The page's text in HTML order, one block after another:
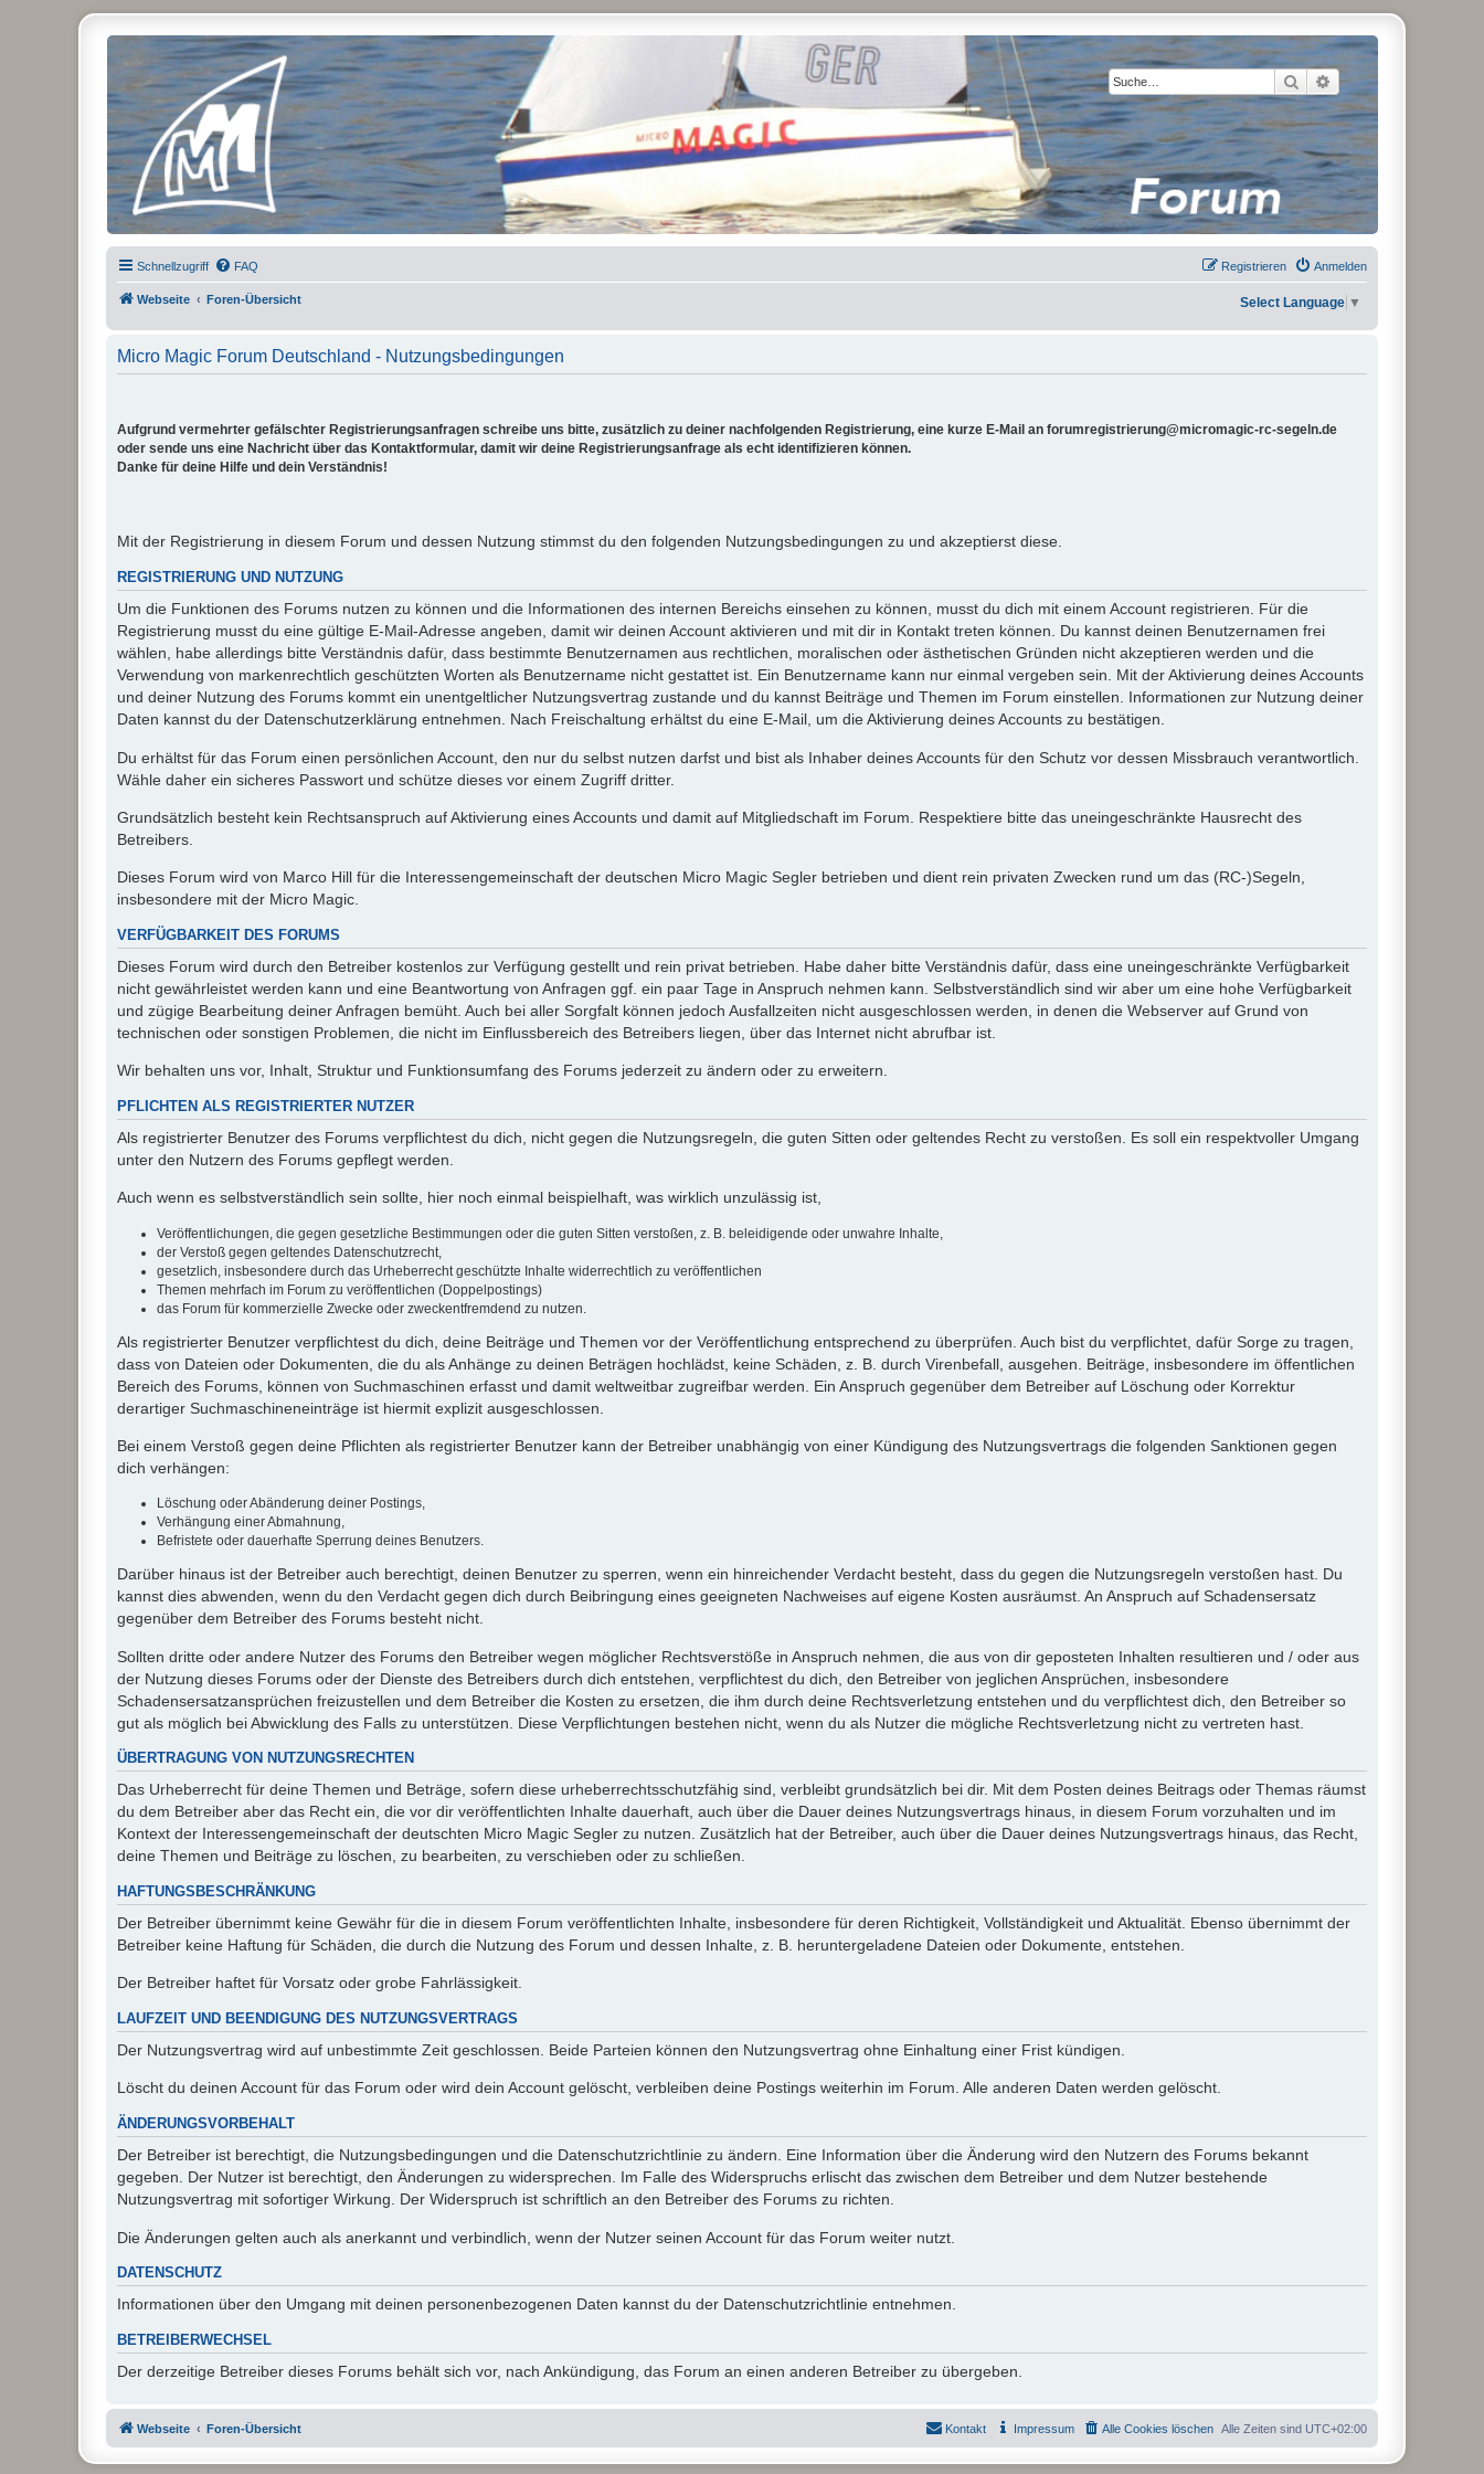
Suche Erweiterte Suche
Micro Magic Forum Deutschland
Schnellzugriff FAQ Anmelden
Registrieren
Webseite Foren-Übersicht Select Language ▼
Micro Magic Forum Deutschland - Nutzungsbedingungen
Aufgrund vermehrter gefälschter Registrierungsanfragen schreibe uns bitte, zusätzlich zu deiner nachfolgenden Registrierung, eine kurze E-Mail an forumregistrierung@micromagic-rc-segeln.de
oder sende uns eine Nachricht über das Kontaktformular, damit wir deine Registrierungsanfrage als echt identifizieren können.
Danke für deine Hilfe und dein Verständnis!
Mit der Registrierung in diesem Forum und dessen Nutzung stimmst du den folgenden Nutzungsbedingungen zu und akzeptierst diese.
REGISTRIERUNG UND NUTZUNG
Um die Funktionen des Forums nutzen zu können und die Informationen des internen Bereichs einsehen zu können, musst du dich mit einem Account registrieren. Für die
Registrierung musst du eine gültige E-Mail-Adresse angeben, damit wir deinen Account aktivieren und mit dir in Kontakt treten können. Du kannst deinen Benutzernamen frei
wählen, habe allerdings bitte Verständnis dafür, dass bestimmte Benutzernamen aus rechtlichen, moralischen oder ästhetischen Gründen nicht akzeptieren werden und die
Verwendung von markenrechtlich geschützten Worten als Benutzername nicht gestattet ist. Ein Benutzername kann nur einmal vergeben sein. Mit der Aktivierung deines Accounts
und deiner Nutzung des Forums kommt ein unentgeltlicher Nutzungsvertrag zustande und du kannst Beiträge und Themen im Forum einstellen. Informationen zur Nutzung deiner
Daten kannst du der Datenschutzerklärung entnehmen. Nach Freischaltung erhältst du eine E-Mail, um die Aktivierung deines Accounts zu bestätigen.
Du erhältst für das Forum einen persönlichen Account, den nur du selbst nutzen darfst und bist als Inhaber deines Accounts für den Schutz vor dessen Missbrauch verantwortlich.
Wähle daher ein sicheres Passwort und schütze dieses vor einem Zugriff dritter.
Grundsätzlich besteht kein Rechtsanspruch auf Aktivierung eines Accounts und damit auf Mitgliedschaft im Forum. Respektiere bitte das uneingeschränkte Hausrecht des
Betreibers.
Dieses Forum wird von Marco Hill für die Interessengemeinschaft der deutschen Micro Magic Segler betrieben und dient rein privaten Zwecken rund um das (RC-)Segeln,
insbesondere mit der Micro Magic.
VERFÜGBARKEIT DES FORUMS
Dieses Forum wird durch den Betreiber kostenlos zur Verfügung gestellt und rein privat betrieben. Habe daher bitte Verständnis dafür, dass eine uneingeschränkte Verfügbarkeit
nicht gewährleistet werden kann und eine Beantwortung von Anfragen ggf. ein paar Tage in Anspruch nehmen kann. Selbstverständlich sind wir aber um eine hohe Verfügbarkeit
und zügige Bearbeitung deiner Anfragen bemüht. Auch bei aller Sorgfalt können jedoch Ausfallzeiten nicht ausgeschlossen werden, in denen die Webserver auf Grund von
technischen oder sonstigen Problemen, die nicht im Einflussbereich des Betreibers liegen, über das Internet nicht abrufbar ist.
Wir behalten uns vor, Inhalt, Struktur und Funktionsumfang des Forums jederzeit zu ändern oder zu erweitern.
PFLICHTEN ALS REGISTRIERTER NUTZER
Als registrierter Benutzer des Forums verpflichtest du dich, nicht gegen die Nutzungsregeln, die guten Sitten oder geltendes Recht zu verstoßen. Es soll ein respektvoller Umgang
unter den Nutzern des Forums gepflegt werden.
Auch wenn es selbstverständlich sein sollte, hier noch einmal beispielhaft, was wirklich unzulässig ist,
Veröffentlichungen, die gegen gesetzliche Bestimmungen oder die guten Sitten verstoßen, z. B. beleidigende oder unwahre Inhalte,
der Verstoß gegen geltendes Datenschutzrecht,
gesetzlich, insbesondere durch das Urheberrecht geschützte Inhalte widerrechtlich zu veröffentlichen
Themen mehrfach im Forum zu veröffentlichen (Doppelpostings)
das Forum für kommerzielle Zwecke oder zweckentfremdend zu nutzen.
Als registrierter Benutzer verpflichtest du dich, deine Beiträge und Themen vor der Veröffentlichung entsprechend zu überprüfen. Auch bist du verpflichtet, dafür Sorge zu tragen,
dass von Dateien oder Dokumenten, die du als Anhänge zu deinen Beträgen hochlädst, keine Schäden, z. B. durch Virenbefall, ausgehen. Beiträge, insbesondere im öffentlichen
Bereich des Forums, können von Suchmaschinen erfasst und damit weltweitbar zugreifbar werden. Ein Anspruch gegenüber dem Betreiber auf Löschung oder Korrektur
derartiger Suchmaschineneinträge ist hiermit explizit ausgeschlossen.
Bei einem Verstoß gegen deine Pflichten als registrierter Benutzer kann der Betreiber unabhängig von einer Kündigung des Nutzungsvertrags die folgenden Sanktionen gegen
dich verhängen:
Löschung oder Abänderung deiner Postings,
Verhängung einer Abmahnung,
Befristete oder dauerhafte Sperrung deines Benutzers.
Darüber hinaus ist der Betreiber auch berechtigt, deinen Benutzer zu sperren, wenn ein hinreichender Verdacht besteht, dass du gegen die Nutzungsregeln verstoßen hast. Du
kannst dies abwenden, wenn du den Verdacht gegen dich durch Beibringung eines geeigneten Nachweises auf eigene Kosten ausräumst. An Anspruch auf Schadensersatz
gegenüber dem Betreiber des Forums besteht nicht.
Sollten dritte oder andere Nutzer des Forums den Betreiber wegen möglicher Rechtsverstöße in Anspruch nehmen, die aus von dir geposteten Inhalten resultieren und / oder aus
der Nutzung dieses Forums oder der Dienste des Betreibers durch dich entstehen, verpflichtest du dich, den Betreiber von jeglichen Ansprüchen, insbesondere
Schadensersatzansprüchen freizustellen und dem Betreiber die Kosten zu ersetzen, die ihm durch deine Rechtsverletzung entstehen und du verpflichtest dich, den Betreiber so
gut als möglich bei Abwicklung des Falls zu unterstützen. Diese Verpflichtungen bestehen nicht, wenn du als Nutzer die mögliche Rechtsverletzung nicht zu vertreten hast.
ÜBERTRAGUNG VON NUTZUNGSRECHTEN
Das Urheberrecht für deine Themen und Beträge, sofern diese urheberrechtsschutzfähig sind, verbleibt grundsätzlich bei dir. Mit dem Posten deines Beitrags oder Themas räumst
du dem Betreiber aber das Recht ein, die vor dir veröffentlichten Inhalte dauerhaft, auch über die Dauer deines Nutzungsvertrags hinaus, in diesem Forum vorzuhalten und im
Kontext der Interessengemeinschaft der deutschten Micro Magic Segler zu nutzen. Zusätzlich hat der Betreiber, auch über die Dauer deines Nutzungsvertrags hinaus, das Recht,
deine Themen und Beiträge zu löschen, zu bearbeiten, zu verschieben oder zu schließen.
HAFTUNGSBESCHRÄNKUNG
Der Betreiber übernimmt keine Gewähr für die in diesem Forum veröffentlichten Inhalte, insbesondere für deren Richtigkeit, Vollständigkeit und Aktualität. Ebenso übernimmt der
Betreiber keine Haftung für Schäden, die durch die Nutzung des Forum und dessen Inhalte, z. B. heruntergeladene Dateien oder Dokumente, entstehen.
Der Betreiber haftet für Vorsatz oder grobe Fahrlässigkeit.
LAUFZEIT UND BEENDIGUNG DES NUTZUNGSVERTRAGS
Der Nutzungsvertrag wird auf unbestimmte Zeit geschlossen. Beide Parteien können den Nutzungsvertrag ohne Einhaltung einer Frist kündigen.
Löscht du deinen Account für das Forum oder wird dein Account gelöscht, verbleiben deine Postings weiterhin im Forum. Alle anderen Daten werden gelöscht.
ÄNDERUNGSVORBEHALT
Der Betreiber ist berechtigt, die Nutzungsbedingungen und die Datenschutzrichtlinie zu ändern. Eine Information über die Änderung wird den Nutzern des Forums bekannt
gegeben. Der Nutzer ist berechtigt, den Änderungen zu widersprechen. Im Falle des Widerspruchs erlischt das zwischen dem Betreiber und dem Nutzer bestehende
Nutzungsvertrag mit sofortiger Wirkung. Der Widerspruch ist schriftlich an den Betreiber des Forums zu richten.
Die Änderungen gelten auch als anerkannt und verbindlich, wenn der Nutzer seinen Account für das Forum weiter nutzt.
DATENSCHUTZ
Informationen über den Umgang mit deinen personenbezogenen Daten kannst du der Datenschutzrichtlinie entnehmen.
BETREIBERWECHSEL
Der derzeitige Betreiber dieses Forums behält sich vor, nach Ankündigung, das Forum an einen anderen Betreiber zu übergeben.
Webseite Foren-Übersicht Alle Zeiten sind UTC+02:00
Alle Cookies löschen
Impressum
Kontakt